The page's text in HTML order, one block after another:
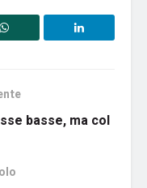
basse, ma col